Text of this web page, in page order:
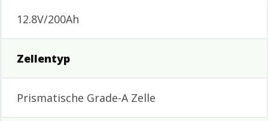
12.8V/200Ah
Zellentyp
Prismatische Grade-A Zelle